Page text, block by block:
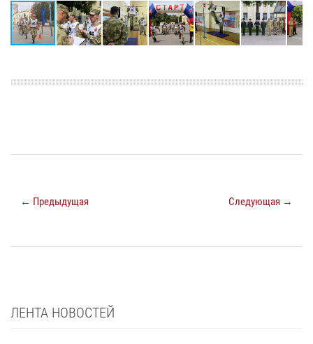
← Предыдущая Следующая →
ЛЕНТА НОВОСТЕЙ